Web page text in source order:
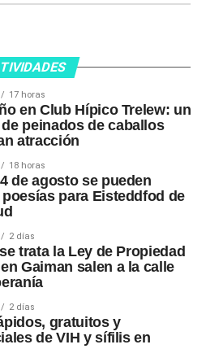
17 horas
en Club Hípico Trelew: un
peinados de caballos
atracción
18 horas
de agosto se pueden
para Eisteddfod de
2 días
trata la Ley de Propiedad
Gaiman salen a la calle
2 días
gratuitos y
de VIH y sífilis en